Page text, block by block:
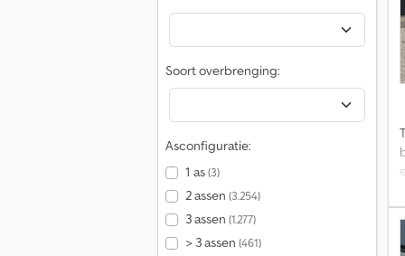
Soort overbrenging:
Asconfiguratie:
1 as(3)
2 assen (3.254)
3 assen (1.277)
> 3 assen (461)